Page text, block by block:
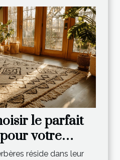
le parfait
votre
réside dans leur